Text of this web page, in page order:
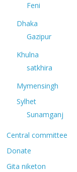
Feni
Dhaka
Gazipur
Khulna
satkhira
Mymensingh
Sylhet
Sunamganj
Central committee
Donate
Gita niketon